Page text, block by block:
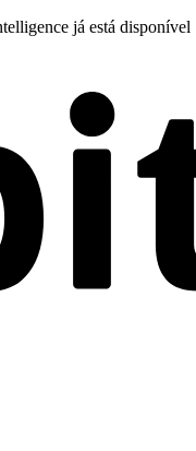
já está disponível